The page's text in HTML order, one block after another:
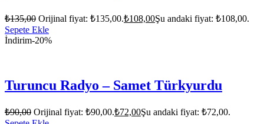
₺135,00 Orijinal fiyat: ₺135,00.₺108,00Şu andaki fiyat: ₺108,00.
Sepete Ekle
İndirim-20%
Turuncu Radyo – Samet Türkyurdu
₺90,00 Orijinal fiyat: ₺90,00.₺72,00Şu andaki fiyat: ₺72,00.